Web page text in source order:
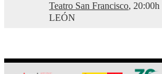
Teatro San Francisco, 20:00h
LEÓN